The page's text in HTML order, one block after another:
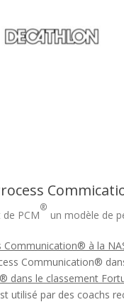
PCM
®
un modèle de
Communication® à la
Communication®
dans le classement
utilisé par des coachs